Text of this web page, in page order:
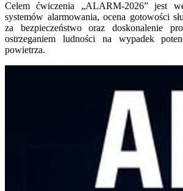
Celem ćwiczenia „ALARM-2026” jest
systemów alarmowania, ocena gotowości
za bezpieczeństwo oraz doskonalenie
ostrzeganiem ludności na wypadek
powietrza.